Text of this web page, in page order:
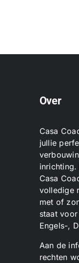
Over
Casa
jullie
inrichting.
Casa
volledige
met of
staat
Engels-,
Aan de
rechten